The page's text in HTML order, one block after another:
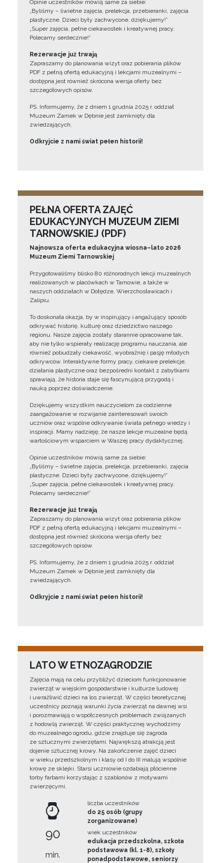
Opinie uczestników mówią same za siebie:
„Byliśmy – świetne zajęcia, prelekcja, przebieranki, zajęcia
plastyczne. Dzieci były zachwycone, dziękujemy!”
„Super zajęcia, pełne ciekawostek i kreatywnej pracy.
Polecamy serdecznie!”
Rezerwacje już trwają
Zapraszamy do planowania wizyt oraz pobierania plików
PDF z pełną ofertą edukacyjną i lekcjami muzealnymi –
dostępna jest również skrócona wersja oferty bez
szczegółowych opisów.
PS. Informujemy, że z dniem 1 grudnia 2025 r. oddział
Muzeum Zamek w Dębnie jest zamknięty dla
zwiedzających.
Odkryjcie z nami świat pełen historii!
PEŁNA OFERTA ZAJĘĆ
EDUKACYJNYCH MUZEUM ZIEMI
TARNOWSKIEJ (PDF)
Najnowsza oferta edukacyjna wiosna–lato 2026
Muzeum Ziemi Tarnowskiej
Przygotowaliśmy blisko 80 różnorodnych lekcji muzealnych
realizowanych w placówkach w Tarnowie, a także w
naszych oddziałach w Dołędze, Wierzchosławicach i
Zalipiu.
To doskonała okazja, by w inspirujący i angażujący sposób
odkrywać historię, kulturę oraz dziedzictwo naszego
regionu. Nasze zajęcia zostały starannie opracowane tak,
aby nie tylko wspierały realizację programu nauczania, ale
również pobudzały ciekawość, wyobraźnię i pasję młodych
odkrywców. Interaktywne formy pracy, ciekawe prelekcje,
działania plastyczne oraz bezpośredni kontakt z zabytkami
sprawiają, że historia staje się fascynującą przygodą i
nauką poprzez doświadczenie.
Dziękujemy wszystkim nauczycielom za codzienne
zaangażowanie w rozwijanie zainteresowań swoich
uczniów oraz wspólne odkrywanie świata pełnego wiedzy i
inspiracji. Mamy nadzieję, że nasze lekcje muzealne będą
wartościowym wsparciem w Waszej pracy dydaktycznej.
Opinie uczestników mówią same za siebie:
„Byliśmy – świetne zajęcia, prelekcja, przebieranki, zajęcia
plastyczne. Dzieci były zachwycone, dziękujemy!”
„Super zajęcia, pełne ciekawostek i kreatywnej pracy.
Polecamy serdecznie!”
Rezerwacje już trwają
Zapraszamy do planowania wizyt oraz pobierania plików
PDF z pełną ofertą edukacyjną i lekcjami muzealnymi –
dostępna jest również skrócona wersja oferty bez
szczegółowych opisów.
PS. Informujemy, że z dniem 1 grudnia 2025 r. oddział
Muzeum Zamek w Dębnie jest zamknięty dla
zwiedzających.
Odkryjcie z nami świat pełen historii!
LATO W ETNOZAGRODZIE
Zajęcia mają na celu przybliżyć dzieciom funkcjonowanie
zwierząt w wiejskim gospodarstwie i kulturze ludowej
i uwrażliwić dzieci na los zwierząt. W części teoretycznej
uczestnicy poznają warunki życia zwierząt na dawnej wsi
i porozmawiają o współczesnych problemach związanych
z hodowlą zwierząt. W części praktycznej wychodzimy
do muzealnego ogrodu, gdzie znajduje się zagroda
ze sztucznymi zwierzętami. Największą atrakcją jest
dojenie sztucznej krowy. Na zakończenie zajęć dzieci
w wieku przedszkolnym i klasy od I do III malują wspólnie
krowę ze sklejki. Starsi uczniowie ozdabiają płócienne
torby farbami korzystając z szablonów z motywami
zwierzęcymi.
90
min.
liczba uczestników
do 25 osób (grupy
zorganizowane)
wiek uczestników
edukacja przedszkolna, szkoła
podstawowa (kl. 1-8), szkoły
ponadpodstawowe, seniorzy